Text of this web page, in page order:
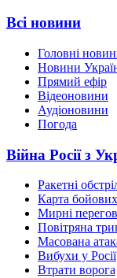
Всі новини
Головні
Новини
Прямий ефір
Відеоновини
Аудіоновини
Погода
Війна Росії з
Ракетні
Карта
Мирні
Повітряна
Масована
Вибухи у Росії
Втрати ворога